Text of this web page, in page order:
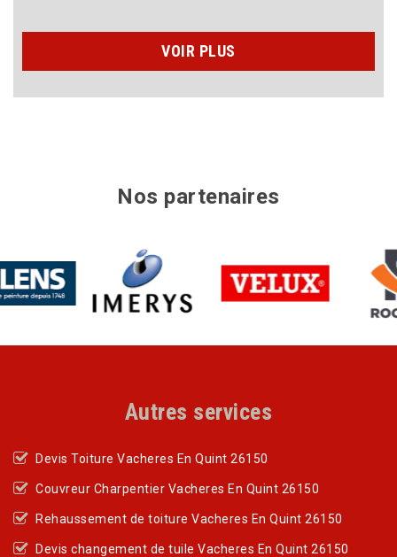
VOIR PLUS
Nos partenaires
Autres services
Devis Toiture Vacheres En Quint 26150
Couvreur Charpentier Vacheres En Quint 26150
Rehaussement de toiture Vacheres En Quint 26150
Devis changement de tuile Vacheres En Quint 26150